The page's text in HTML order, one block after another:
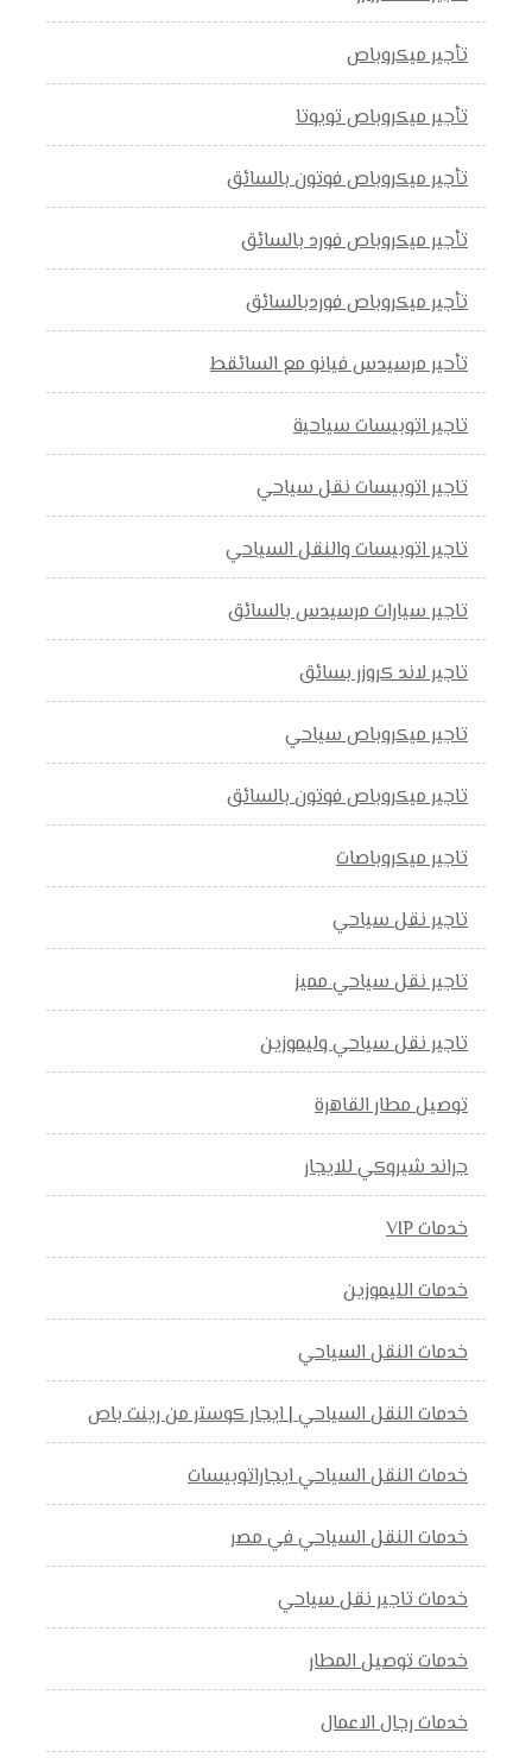
تأجير ميكروباص
تأجير ميكروباص تويوتا
تأجير ميكروباص فوتون بالسائق
تأجير ميكروباص فورد بالسائق
تأجير ميكروباص فوردبالسائق
تأحير مرسيدس فيانو مع السائقط
تاجير اتوبيسات سياحية
تاجير اتوبيسات نقل سياحي
تاجير اتوبيسات والنقل السياحي
تاجير سيارات مرسيدس بالسائق
تاجير لاند كروزر بسائق
تاجير ميكروباص سياحي
تاجير ميكروباص فوتون بالسائق
تاجير ميكروباصات
تاجير نقل سياحي
تاجير نقل سياحي مميز
تاجير نقل سياحي وليموزين
توصيل مطار القاهرة
جراند شيروكي للايجار
خدمات VIP
خدمات الليموزين
خدمات النقل السياحي
خدمات النقل السياحي | ايجار كوستر من رينت باص
خدمات النقل السياحي ايجاراتوبيسات
خدمات النقل السياحي في مصر
خدمات تاجير نقل سياحي
خدمات توصيل المطار
خدمات رجال الاعمال